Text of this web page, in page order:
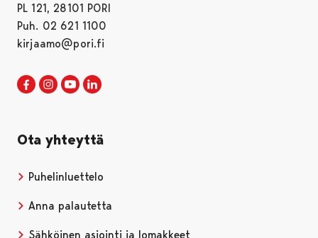
PL 121, 28101 PORI
Puh. 02 621 1100
kirjaamo@pori.fi
Porin kaupunki Facebookissa
Avautuu uudessa välilehdessä
Porin kaupunki Instagramissa
Avautuu uudessa välilehdessä
Porin kaupunki Youtubessa
Avautuu uudessa välilehdessä
Ota yhteyttä
Puhelinluettelo
Anna palautetta
Sähköinen asiointi ja lomakkeet